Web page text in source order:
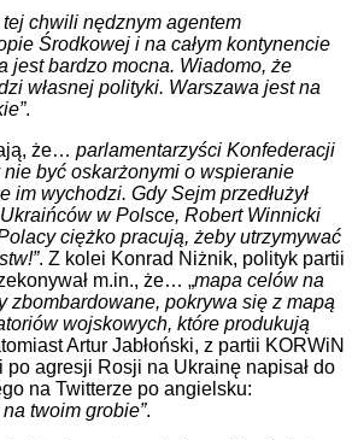
tej chwili nędznym agentem
Środkowej i na całym kontynencie
jest bardzo mocna. Wiadomo, że
własnej polityki. Warszawa jest na
.
że… parlamentarzyści Konfederacji
być oskarżonymi o wspieranie
im wychodzi. Gdy Sejm przedłużył
w Polsce, Robert Winnicki
ciężko pracują, żeby utrzymywać
. Z kolei Konrad Niżnik, polityk partii
m.in., że… „mapa celów na
zbombardowane, pokrywa się z mapą
wojskowych, które produkują
Artur Jabłoński, z partii KORWiN
agresji Rosji na Ukrainę napisał do
na Twitterze po angielsku:
twoim grobie”.